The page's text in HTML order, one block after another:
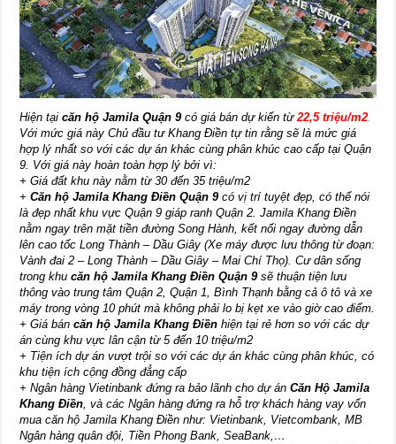
Hiện tạicăn hộ Jamila Quận 9có giá bán dự kiến từ22,5 triệu/m2.
Với mức giá này Chủ đầu tư Khang Điền tự tin rằng sẽ là mức giá
hợp lý nhất so với các dự án khác cùng phân khúc cao cấp tại Quận
9. Với giá này hoàn toàn hợp lý bởi vì:
+ Giá đất khu này nằm từ 30 đến 35 triệu/m2
+Căn hộ Jamila Khang Điền Quận 9có vị trí tuyệt đẹp, có thể nói
là đẹp nhất khu vực Quận 9 giáp ranh Quận 2. Jamila Khang Điền
nằm ngay trên mặt tiền đường Song Hành, kết nối ngay đường dẫn
lên cao tốc Long Thành – Dầu Giây (Xe máy được lưu thông từ đoạn:
Vành đai 2 – Long Thành – Dầu Giây – Mai Chí Thọ). Cư dân sống
trong khucăn hộ Jamila Khang Điền Quận 9sẽ thuận tiện lưu
thông vào trung tâm Quận 2, Quận 1, Bình Thạnh bằng cả ô tô và xe
máy trong vòng 10 phút mà không phải lo bị kẹt xe vào giờ cao điểm.
+ Giá báncăn hộ Jamila Khang Điền hiện tại rẻ hơn so với các dự
án cùng khu vực lân cận từ 5 đến 10 triệu/m2
+ Tiện ích dự án vượt trội so với các dự án khác cùng phân khúc, có
khu tiện ích cộng đồng đẳng cấp
+ Ngân hàng Vietinbank đứng ra bảo lãnh cho dự ánCăn Hộ Jamila
Khang Điền, và các Ngân hàng đứng ra hỗ trợ khách hàng vay vốn
mua căn hộ Jamila Khang Điền như: Vietinbank, Vietcombank, MB
Ngân hàng quân đội, Tiền Phong Bank, SeaBank,…